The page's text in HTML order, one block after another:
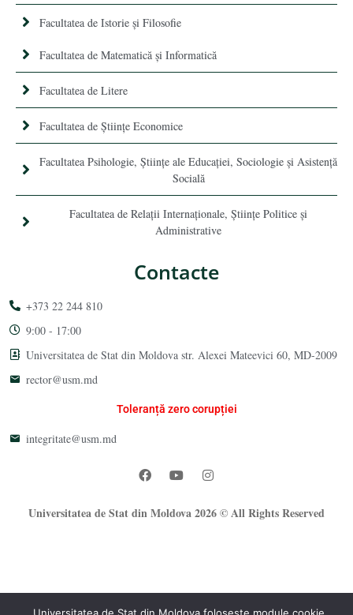
Facultatea de Istorie şi Filosofie
Facultatea de Matematică şi Informatică
Facultatea de Litere
Facultatea de Științe Economice
Facultatea Psihologie, Ştiinţe ale Educaţiei, Sociologie și Asistență
Socială
Facultatea de Relaţii Internaţionale, Ştiinţe Politice şi
Administrative
Contacte
+373 22 244 810
9:00 - 17:00
Universitatea de Stat din Moldova str. Alexei Mateevici 60, MD-2009
rector@usm.md
Toleranță zero corupției
integritate@usm.md
Universitatea de Stat din Moldova 2026 © All Rights Reserved